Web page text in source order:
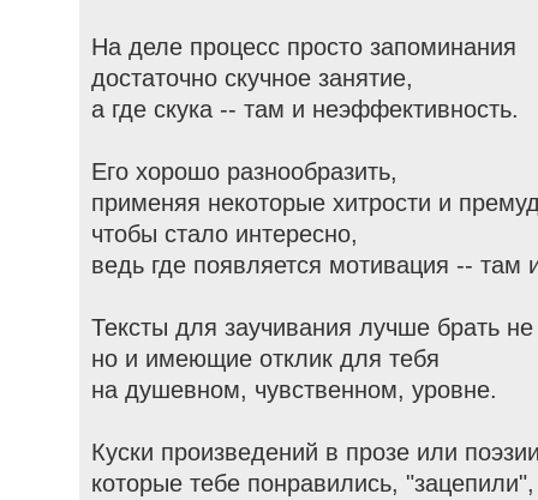
На деле процесс просто запоминания
достаточно скучное занятие,
а где скука -- там и неэффективность.
Его хорошо разнообразить,
применяя некоторые хитрости и
чтобы стало интересно,
ведь где появляется мотивация -- там
Тексты для заучивания лучше брать
но и имеющие отклик для тебя
на душевном, чувственном, уровне.
Куски произведений в прозе или
которые тебе понравились, "зацепили",